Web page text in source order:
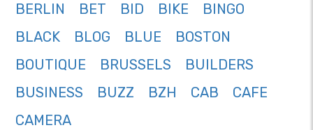
BERLIN
BET BID BIKE
BINGO
BLACK
BLOG BLUE
BOSTON
BOUTIQUE
BRUSSELS
BUILDERS
BUSINESS
BUZZ BZH CAB
CAFE
CAMERA